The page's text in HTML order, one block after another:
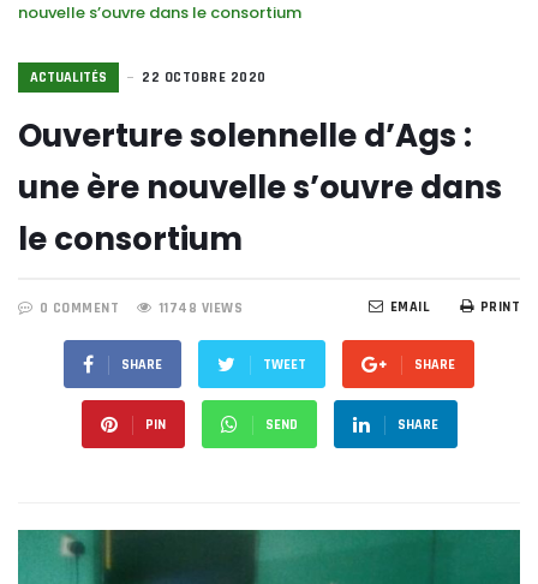
nouvelle s’ouvre dans le consortium
ACTUALITÉS 22 OCTOBRE 2020
Ouverture solennelle d’Ags :
une ère nouvelle s’ouvre dans
le consortium
0 COMMENT 11748 VIEWS PRINT
EMAIL
SHARE TWEET SHARE
PIN SEND SHARE